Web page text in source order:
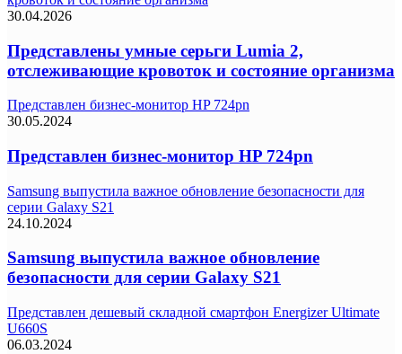
30.04.2026
Представлены умные серьги Lumia 2,
отслеживающие кровоток и состояние организма
Представлен бизнес-монитор HP 724pn
30.05.2024
Представлен бизнес-монитор HP 724pn
Samsung выпустила важное обновление безопасности для
серии Galaxy S21
24.10.2024
Samsung выпустила важное обновление
безопасности для серии Galaxy S21
Представлен дешевый складной смартфон Energizer Ultimate
U660S
06.03.2024